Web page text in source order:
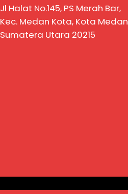
Jl Halat No.145, PS Merah Bar,
Kec. Medan Kota, Kota Medan
Sumatera Utara 20215